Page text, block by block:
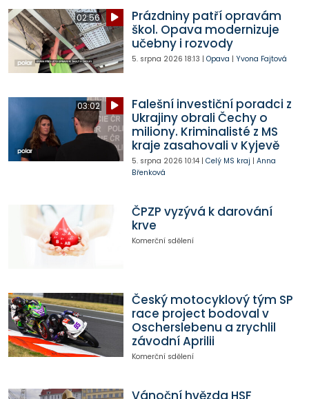
02:56
Prázdniny patří opravám
škol. Opava modernizuje
učebny i rozvody
5. srpna 2026 18:13 | Opava | Yvona Fajtová
03:02
Falešní investiční poradci z
Ukrajiny obrali Čechy o
miliony. Kriminalisté z MS
kraje zasahovali v Kyjevě
5. srpna 2026 10:14| Celý MS kraj | Anna
Břenková
ČPZP vyzývá k darování
krve
Komerční sdělení
Český motocyklový tým SP
race project bodoval v
Oscherslebenu a zrychlil
závodní Aprilii
Komerční sdělení